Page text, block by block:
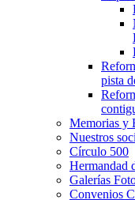
pista
Memorias y
Nuestros
Círculo 500
Hermandad
Galerías
Convenios